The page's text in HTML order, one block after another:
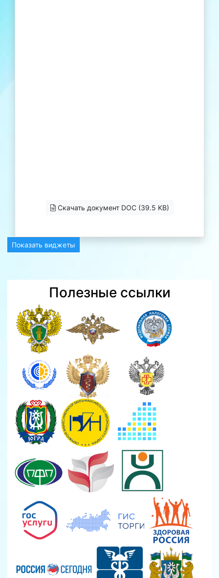
Скачать документ DOC (39.5 KB)
Показать виджеты
Полезные ссылки